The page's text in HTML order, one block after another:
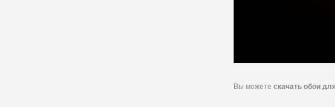
Вы можете скачать обои